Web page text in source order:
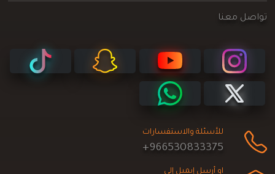
تواصل معنا
للأسئلة والاستفسارات
+966530833375
او أرسل إيميل إلى